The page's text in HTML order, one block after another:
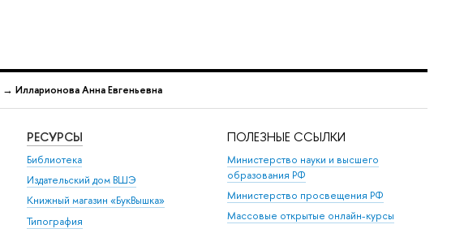
→ Илларионова Анна Евгеньевна
РЕСУРСЫ
Библиотека
Издательский дом ВШЭ
Книжный магазин «БукВышка»
Типография
ПОЛЕЗНЫЕ ССЫЛКИ
Министерство науки и высшего
образования РФ
Министерство просвещения РФ
Массовые открытые онлайн-курсы